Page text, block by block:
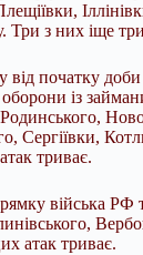
Три з них іще
початку доби
із
Сергіївки,
триває.
війська РФ
атак триває.